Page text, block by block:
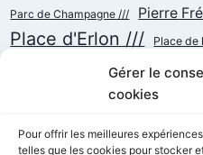
Gérer le
cookies
Pour offrir les meilleures
telles que les cookies pour stocker
Parc de Champagne /// Pierre
Place d'Erlon /// Place de
Place de la République /// Place du
Place du Forum/des Marchés
Rue Buirette /// Rue Carnot /// Rue